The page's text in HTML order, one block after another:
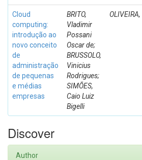
Cloud
computing:
introdução ao
novo conceito
de
administração
de pequenas
e médias
empresas
BRITO,
Vladimir
Possani
Oscar de;
BRUSSOLO,
Vinicius
Rodrigues;
SIMÕES,
Caio Luiz
Bigelli
Discover
Author